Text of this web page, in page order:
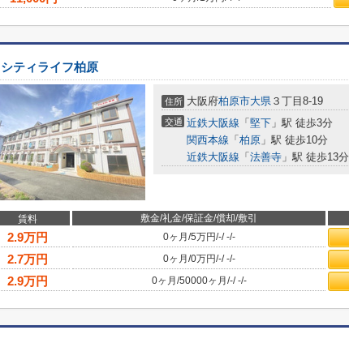
シティライフ柏原
住所 大阪府柏原市大県 ３丁目8-19
交通 近鉄大阪線 「 堅下 」駅 徒歩3分
関西本線 「 柏原 」駅 徒歩10分
近鉄大阪線 「 法善寺 」駅 徒歩13分
賃料 敷金/礼金/保証金/償却/敷引
2.9万円 0ヶ月 /5万円/-/-/-
2.7万円 0ヶ月 /0万円/-/-/-
2.9万円 0ヶ月 /50000ヶ月 /-/-/-